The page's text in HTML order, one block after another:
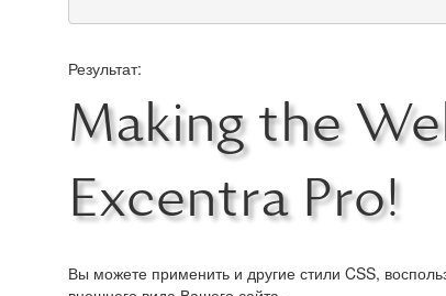
Результат:
Making the
Excentra Pro!
Вы можете применить и другие стили CSS,